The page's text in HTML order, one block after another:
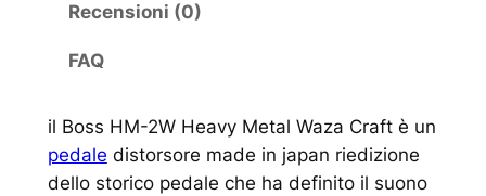
Recensioni (0)
FAQ
il Boss HM-2W Heavy Metal Waza Craft è un
pedale distorsore made in japan riedizione
dello storico pedale che ha definito il suono